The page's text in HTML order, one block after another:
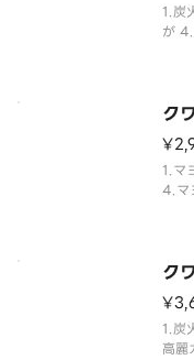
1.炭
が 4.
ク
1.マ
4.マ
ク
1.炭
高麗